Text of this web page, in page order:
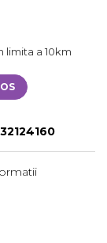
limita a 10km